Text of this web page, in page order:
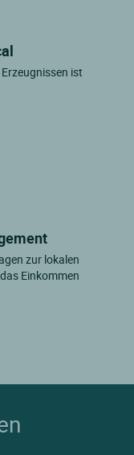
ist
zur lokalen
Einkommen